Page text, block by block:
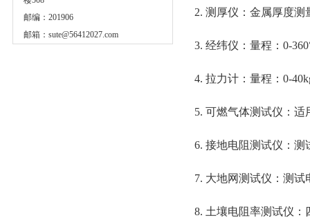
邮编：201906
邮箱： sute@56412027.com
2. 测厚仪：金属厚度
3. 经纬仪：量程：0-
4. 拉力计：量程：0-
5. 可燃气体测试仪：
6. 接地电阻测试仪：
7. 大地网测试仪：测
8. 土壤电阻率测试仪